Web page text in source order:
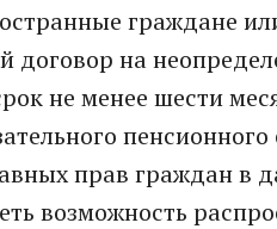
граждане
договор на
не менее шести
пенсионного
прав граждан в
возможность